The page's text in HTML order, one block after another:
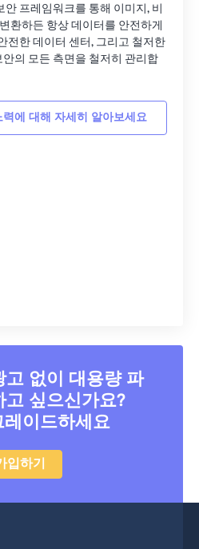
프레임워크를 통해 이미지, 비
환하든 항상 데이터를 안전하게
전한 데이터 센터, 그리고 철저한
의 모든 측면을 철저히 관리합
에 대해 자세히 알아보세요
고 없이 대용량 파
고 싶으신가요?
이드하세요
입하기